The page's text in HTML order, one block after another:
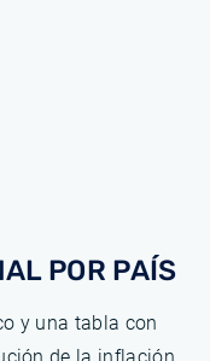
POR PAÍS
y una tabla con